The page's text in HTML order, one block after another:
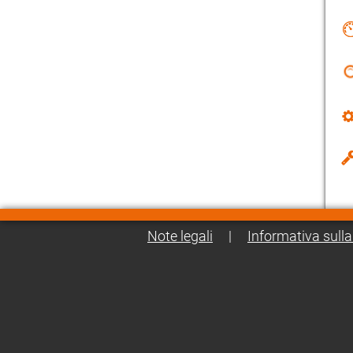
Note legali | Informativa